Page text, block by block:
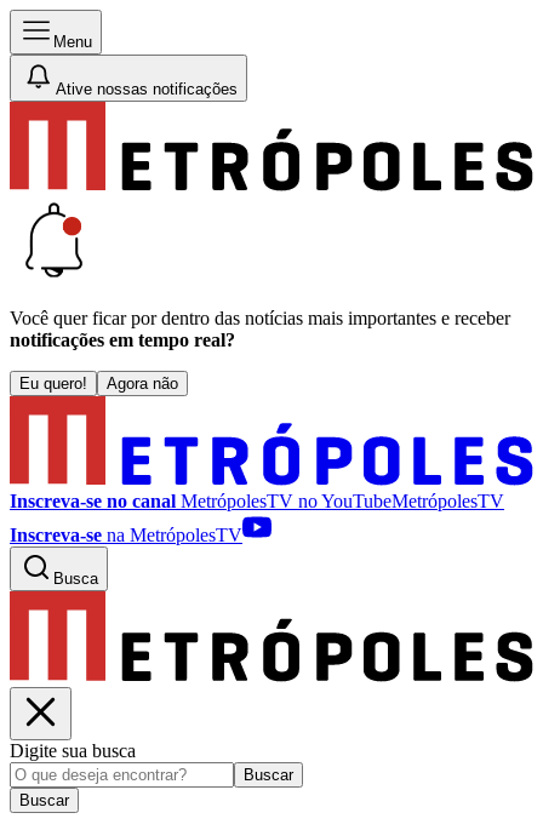
Menu
Ative nossas notificações
Você quer ficar por dentro das notícias mais importantes e receber
notificações em tempo real?
Eu quero! Agora não
Inscreva-se no canal MetrópolesTV noYouTubeMetrópolesTV
Inscreva-se na MetrópolesTV
Busca
Digite sua busca
Buscar
Buscar